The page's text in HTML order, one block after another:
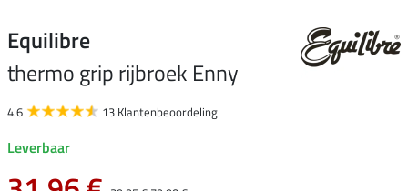
Equilibre
thermo grip rijbroek Enny
4.6 13 Klantenbeoordeling
Leverbaar